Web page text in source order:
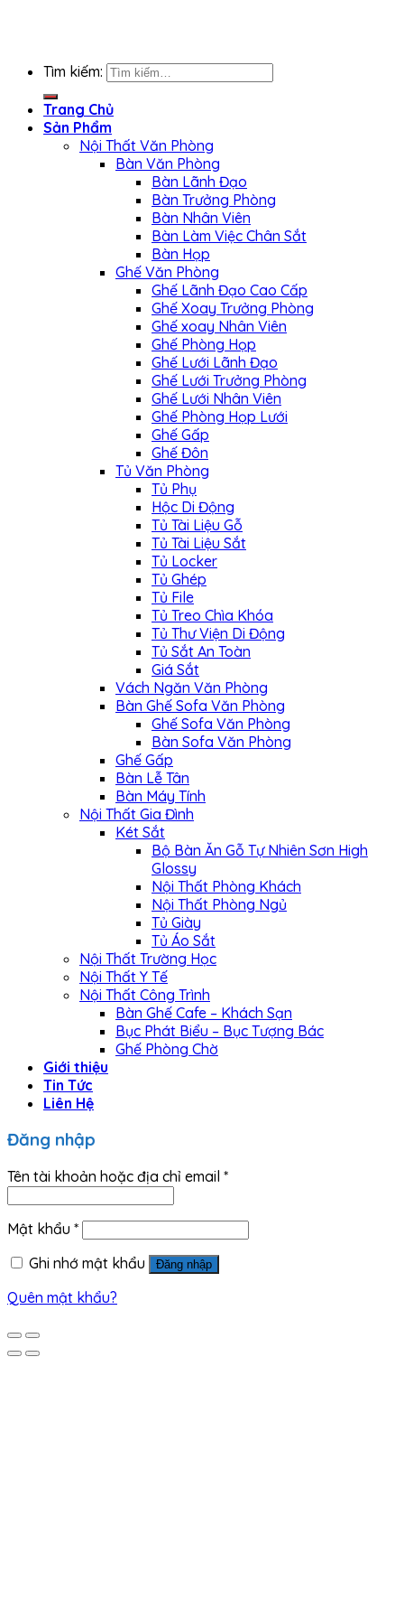
Tìm kiếm:
Trang Chủ
Sản Phẩm
Nội Thất Văn Phòng
Bàn Văn Phòng
Bàn Lãnh Đạo
Bàn Trưởng Phòng
Bàn Nhân Viên
Bàn Làm Việc Chân Sắt
Bàn Họp
Ghế Văn Phòng
Ghế Lãnh Đạo Cao Cấp
Ghế Xoay Trưởng Phòng
Ghế xoay Nhân Viên
Ghế Phòng Họp
Ghế Lưới Lãnh Đạo
Ghế Lưới Trưởng Phòng
Ghế Lưới Nhân Viên
Ghế Phòng Họp Lưới
Ghế Gấp
Ghế Đôn
Tủ Văn Phòng
Tủ Phụ
Hộc Di Động
Tủ Tài Liệu Gỗ
Tủ Tài Liệu Sắt
Tủ Locker
Tủ Ghép
Tủ File
Tủ Treo Chìa Khóa
Tủ Thư Viện Di Động
Tủ Sắt An Toàn
Giá Sắt
Vách Ngăn Văn Phòng
Bàn Ghế Sofa Văn Phòng
Ghế Sofa Văn Phòng
Bàn Sofa Văn Phòng
Ghế Gấp
Bàn Lễ Tân
Bàn Máy Tính
Nội Thất Gia Đình
Két Sắt
Bộ Bàn Ăn Gỗ Tự Nhiên Sơn High
Glossy
Nội Thất Phòng Khách
Nội Thất Phòng Ngủ
Tủ Giày
Tủ Áo Sắt
Nội Thất Trường Học
Nội Thất Y Tế
Nội Thất Công Trình
Bàn Ghế Cafe – Khách Sạn
Bục Phát Biểu – Bục Tượng Bác
Ghế Phòng Chờ
Giới thiệu
Tin Tức
Liên Hệ
Đăng nhập
Tên tài khoản hoặc địa chỉ email *
Mật khẩu *
Ghi nhớ mật khẩu
Đăng nhập
Quên mật khẩu?